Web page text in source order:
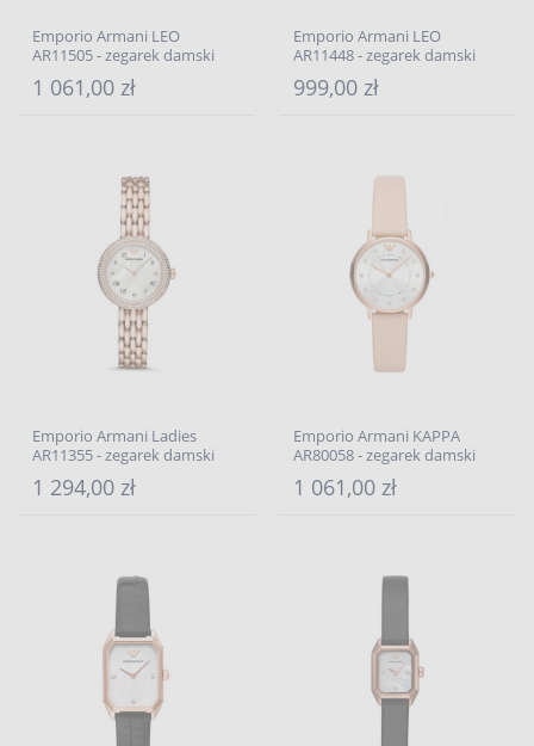
Emporio Armani LEO
AR11505 - zegarek damski
1 061,00 zł
Emporio Armani LEO
AR11448 - zegarek damski
999,00 zł
Emporio Armani Ladies
AR11355 - zegarek damski
1 294,00 zł
Emporio Armani KAPPA
AR80058 - zegarek damski
1 061,00 zł